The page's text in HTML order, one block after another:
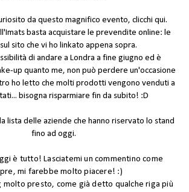
da questo magnifico evento, clicchi qui.
basta acquistare le prevendite online: le
sito che vi ho linkato appena sopra.
di andare a Londra a fine giugno ed è
up quanto me, non può perdere un'occasione
ho letto che molti prodotti vengono venduti a
bisogna risparmiare fin da subito! :D
lista delle aziende che hanno riservato lo stand
fino ad oggi.
è tutto! Lasciatemi un commentino come
mi farebbe molto piacere! :)
presto, come già detto qualche riga più